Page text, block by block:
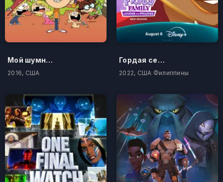
Мой шумный дом
2016, США
Гордая семья: громче и гордее
2022, США Филиппины